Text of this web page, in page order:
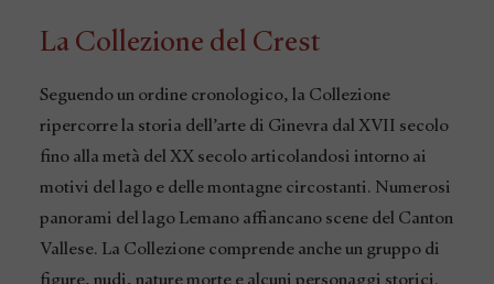
La Collezione del Crest
Seguendo un ordine cronologico, la Collezione
ripercorre la storia dell’arte di Ginevra dal XVII secolo
fino alla metà del XX secolo articolandosi intorno ai
motivi del lago e delle montagne circostanti. Numerosi
panorami del lago Lemano affiancano scene del Canton
Vallese. La Collezione comprende anche un gruppo di